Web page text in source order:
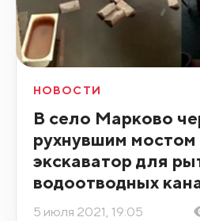
НОВОСТИ
В село Марково
рухнувшим мостом
экскаватор для
водоотводных
5 июля 2021, 19:05